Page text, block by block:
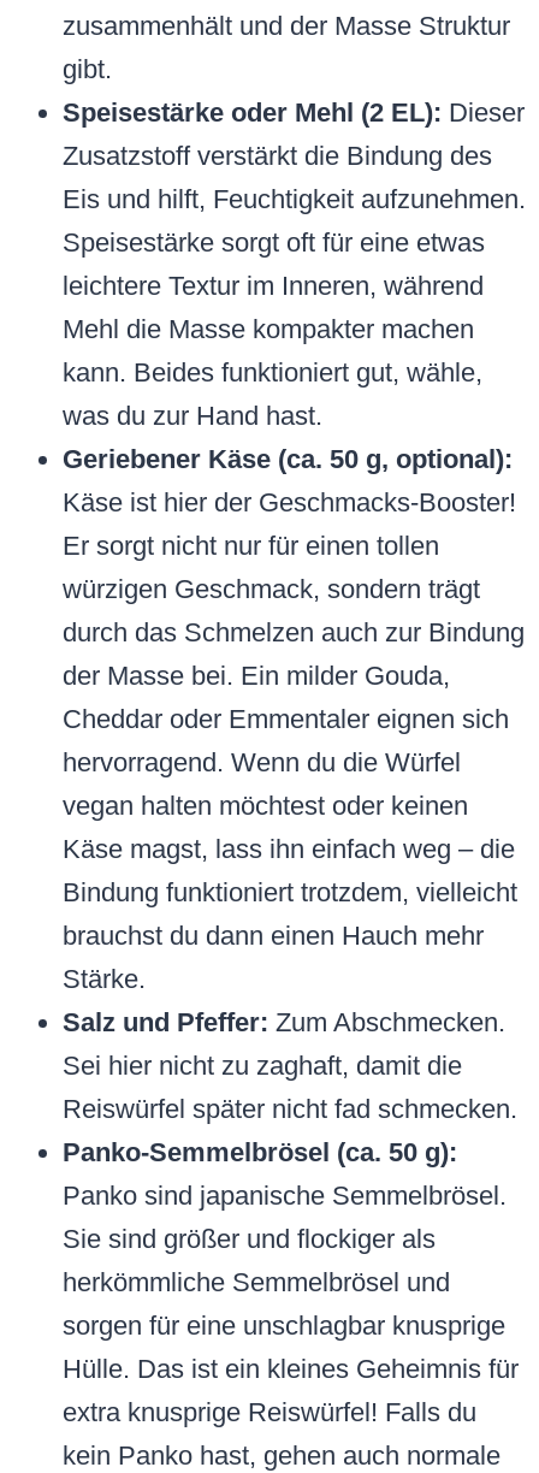
zusammenhält und der Masse Struktur
gibt.
Speisestärke oder Mehl (2 EL): Dieser
Zusatzstoff verstärkt die Bindung des
Eis und hilft, Feuchtigkeit aufzunehmen.
Speisestärke sorgt oft für eine etwas
leichtere Textur im Inneren, während
Mehl die Masse kompakter machen
kann. Beides funktioniert gut, wähle,
was du zur Hand hast.
Geriebener Käse (ca. 50 g, optional):
Käse ist hier der Geschmacks-Booster!
Er sorgt nicht nur für einen tollen
würzigen Geschmack, sondern trägt
durch das Schmelzen auch zur Bindung
der Masse bei. Ein milder Gouda,
Cheddar oder Emmentaler eignen sich
hervorragend. Wenn du die Würfel
vegan halten möchtest oder keinen
Käse magst, lass ihn einfach weg – die
Bindung funktioniert trotzdem, vielleicht
brauchst du dann einen Hauch mehr
Stärke.
Salz und Pfeffer: Zum Abschmecken.
Sei hier nicht zu zaghaft, damit die
Reiswürfel später nicht fad schmecken.
Panko-Semmelbrösel (ca. 50 g):
Panko sind japanische Semmelbrösel.
Sie sind größer und flockiger als
herkömmliche Semmelbrösel und
sorgen für eine unschlagbar knusprige
Hülle. Das ist ein kleines Geheimnis für
extra knusprige Reiswürfel! Falls du
kein Panko hast, gehen auch normale